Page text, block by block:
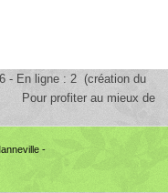
En ligne : 2 (création du
au mieux de
-